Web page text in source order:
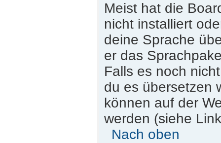
Meist hat die
nicht installiert
deine Sprache
er das
Falls es noch
du es übersetzen
können auf der
werden (siehe
Nach oben